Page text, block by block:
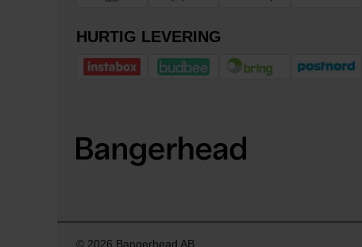
HURTIG LEVERING
© 2026 Bangerhead AB